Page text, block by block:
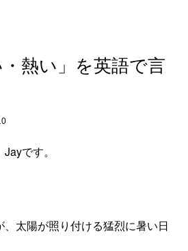
・熱い」を英語で言
です。
太陽が照り付ける猛烈に暑い日